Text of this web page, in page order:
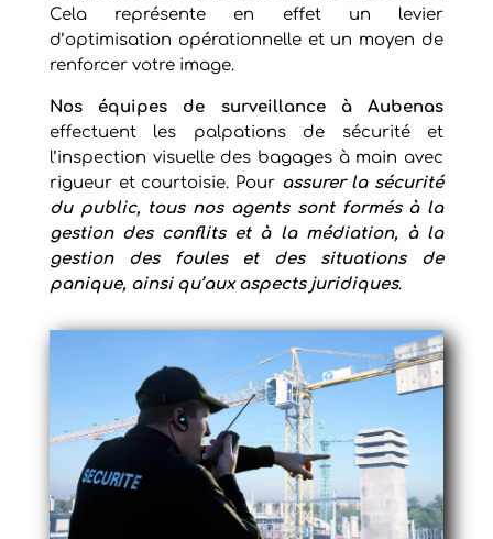
Cela représente en effet un levier
d’optimisation opérationnelle et un moyen de
renforcer votre image.
Nos équipes de
surveillance à Aubenas
effectuent les palpations de sécurité et
l’inspection visuelle des bagages à main avec
rigueur et courtoisie. Pour assurer la sécurité
du public, tous nos agents sont formés à la
gestion des conflits et à la médiation, à la
gestion des foules et des situations de
panique, ainsi qu’aux aspects juridiques.